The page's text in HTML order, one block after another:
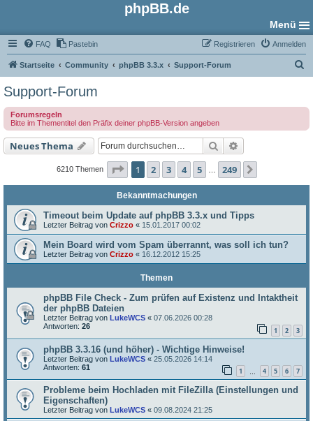
phpBB.de
Menü
FAQ Pastebin Anmelden
Registrieren
Startseite Community phpBB 3.3.x Support-Forum
e
Support-Forum
Forumsregeln
Bitte im Thementitel den Präfix deiner phpBB-Version angeben
Neues Thema Suche
6210 Themen Seite 1von 249
1 2 3 4 5 249
Bekanntmachungen
Timeout beim Update auf phpBB 3.3.x und Tipps
Letzter Beitrag von Crizzo « 15.01.2017 00:02
Mein Board wird vom Spam überrannt, was soll ich tun?
Letzter Beitrag von Crizzo « 16.12.2012 15:25
Themen
phpBB File Check - Zum prüfen auf Existenz und Intaktheit
der phpBB Dateien
Letzter Beitrag von LukeWCS « 07.06.2026 00:28
Antworten: 26 1 2 3
phpBB 3.3.16 (und höher) - Wichtige Hinweise!
Letzter Beitrag von LukeWCS « 25.05.2026 14:14
Antworten: 61 1 4 5 6 7
Probleme beim Hochladen mit FileZilla (Einstellungen und
Eigenschaften)
Letzter Beitrag von LukeWCS « 09.08.2024 21:25